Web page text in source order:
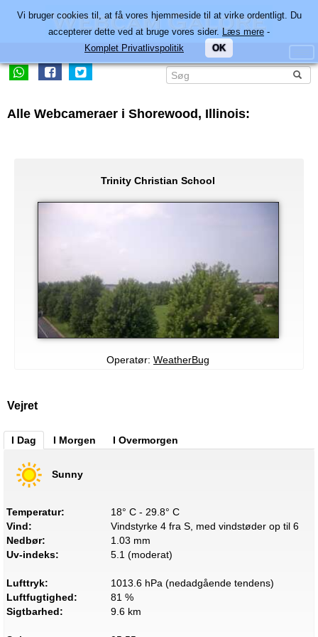
Alle Webcameraer i Shorewood, Illinois:
Trinity Christian School
Operatør: WeatherBug
Vejret
I Dag I Morgen I Overmorgen
Sunny
Temperatur:
18° C - 29.8° C
Vind:
Vindstyrke 4 fra S, med vindstøder op til 6
Nedbør:
1.03 mm
Uv-indeks:
5.1 (moderat)
Lufttryk:
1013.6 hPa (nedadgående tendens)
Luftfugtighed:
81 %
Sigtbarhed:
9.6 km
Vi bruger cookies til, at få vores hjemmeside til at virke ordentligt. Du
accepterer dette ved at bruge vores sider. Læs mere -
Komplet Privatlivspolitik
OK